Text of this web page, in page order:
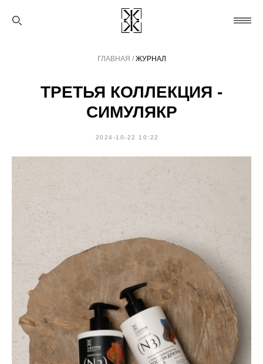
ГЛАВНАЯ / ЖУРНАЛ
ТРЕТЬЯ КОЛЛЕКЦИЯ -
СИМУЛЯКР
2024-10-22 10:22